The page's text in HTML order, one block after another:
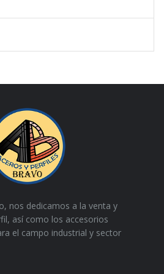
nos dedicamos a la venta y
así como los accesorios
el campo industrial y sector